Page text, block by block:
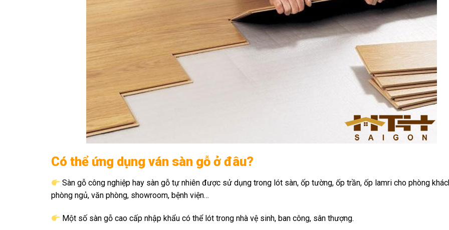
Có thể ứng dụng ván sàn gỗ ở đâu?
Sàn gỗ công nghiệp hay sàn gỗ tự nhiên được sử dụng trong lót sàn, ốp tường, ốp trần, ốp lamri cho phòng
phòng ngủ, văn phòng, showroom, bệnh viện…
Một số sàn gỗ cao cấp nhập khẩu có thể lót trong nhà vệ sinh, ban công, sân thượng.